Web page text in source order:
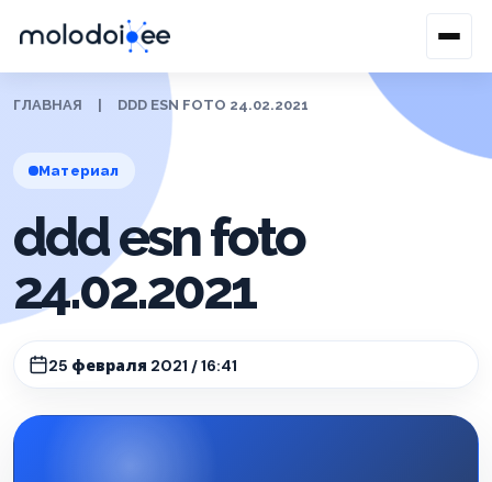
ГЛАВНАЯ DDD ESN FOTO 24.02.2021
Материал
ddd esn foto
24.02.2021
25 февраля 2021 / 16:41